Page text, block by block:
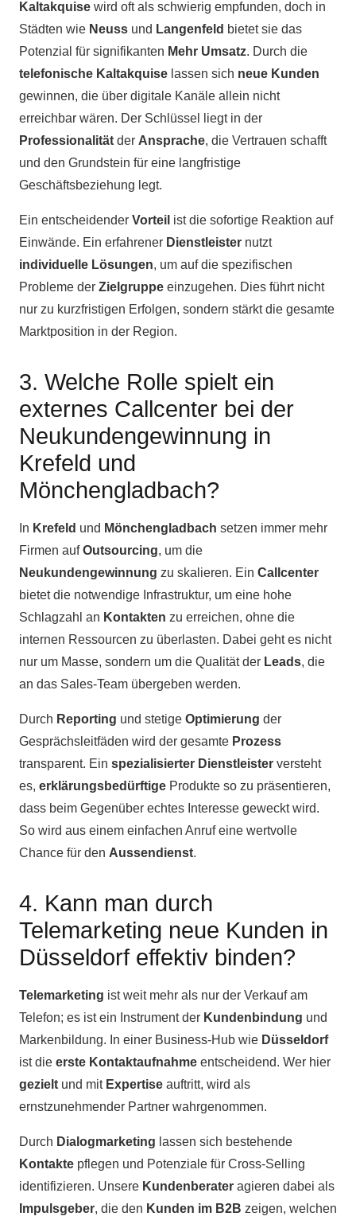
Kaltakquise wird oft als schwierig empfunden, doch in
Städten wie Neuss und Langenfeld bietet sie das
Potenzial für signifikanten Mehr Umsatz. Durch die
telefonische Kaltakquise lassen sich neue Kunden
gewinnen, die über digitale Kanäle allein nicht
erreichbar wären. Der Schlüssel liegt in der
Professionalität der Ansprache, die Vertrauen schafft
und den Grundstein für eine langfristige
Geschäftsbeziehung legt.
Ein entscheidender Vorteil ist die sofortige Reaktion auf
Einwände. Ein erfahrener Dienstleister nutzt
individuelle Lösungen, um auf die spezifischen
Probleme der Zielgruppe einzugehen. Dies führt nicht
nur zu kurzfristigen Erfolgen, sondern stärkt die gesamte
Marktposition in der Region.
3. Welche Rolle spielt ein
externes Callcenter bei der
Neukundengewinnung in
Krefeld und
Mönchengladbach?
In Krefeld und Mönchengladbach setzen immer mehr
Firmen aufOutsourcing, um die
Neukundengewinnung zu skalieren. Ein Callcenter
bietet die notwendige Infrastruktur, um eine hohe
Schlagzahl an Kontakten zu erreichen, ohne die
internen Ressourcen zu überlasten. Dabei geht es nicht
nur um Masse, sondern um die Qualität der Leads, die
an das Sales-Team übergeben werden.
Durch Reporting und stetige Optimierung der
Gesprächsleitfäden wird der gesamte Prozess
transparent. Ein spezialisierter Dienstleister versteht
es, erklärungsbedürftige Produkte so zu präsentieren,
dass beim Gegenüber echtes Interesse geweckt wird.
So wird aus einem einfachen Anruf eine wertvolle
Chance für den Aussendienst.
4. Kann man durch
Telemarketing neue Kunden in
Düsseldorf effektiv binden?
Telemarketing ist weit mehr als nur der Verkauf am
Telefon; es ist ein Instrument der Kundenbindung und
Markenbildung. In einer Business-Hub wie Düsseldorf
ist die erste Kontaktaufnahme entscheidend. Wer hier
gezielt und mit Expertise auftritt, wird als
ernstzunehmender Partner wahrgenommen.
Durch Dialogmarketing lassen sich bestehende
Kontakte pflegen und Potenziale für Cross-Selling
identifizieren. Unsere Kundenberater agieren dabei als
Impulsgeber, die den Kunden im B2B zeigen, welchen